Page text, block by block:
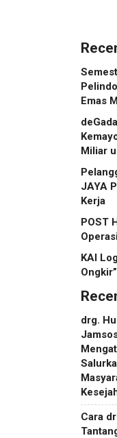
Emas
Miliar
JAYA
Kerja
POST
KAI
drg.
Cara